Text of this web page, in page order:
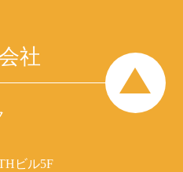
社
ビル5F